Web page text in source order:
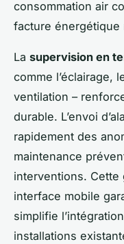
consommation air
facture énergétique
La supervision en
comme l’éclairage,
ventilation –
durable. L’envoi
rapidement des
maintenance
interventions.
interface mobile
simplifie
installations